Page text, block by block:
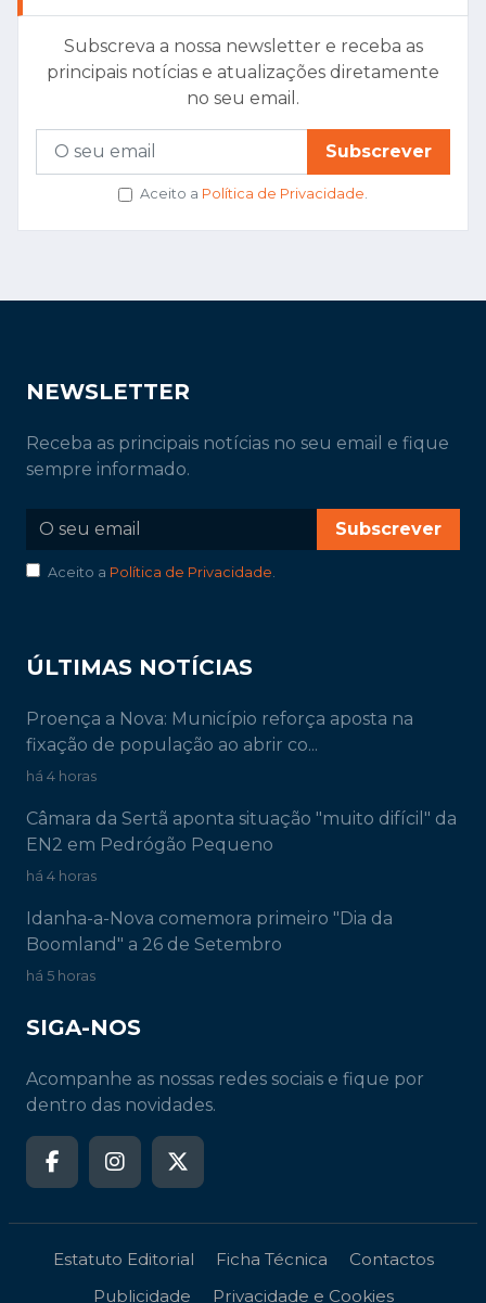
Subscreva a nossa newsletter e receba as
principais notícias e atualizações diretamente
no seu email.
Subscrever
Aceito a Política de Privacidade
NEWSLETTER
Receba as principais notícias no seu email e fique
sempre informado.
Subscrever
Aceito a Política de Privacidade
ÚLTIMAS NOTÍCIAS
Proença a Nova: Município reforça aposta na
fixação de população ao abrir co...
há 4 horas
Câmara da Sertã aponta situação "muito difícil" da
EN2 em Pedrógão Pequeno
há 4 horas
Idanha-a-Nova comemora primeiro "Dia da
Boomland" a 26 de Setembro
há 5 horas
SIGA-NOS
Acompanhe as nossas redes sociais e fique por
dentro das novidades.
Estatuto Editorial Ficha Técnica
Contactos
Publicidade
Privacidade e Cookies